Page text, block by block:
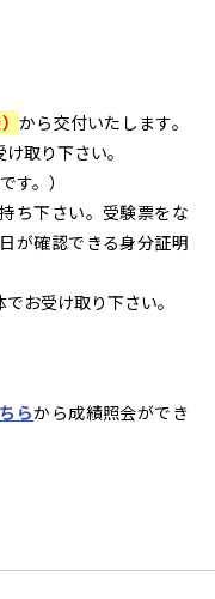
から交付いたします。
取り下さい。
。）
下さい。受験票をな
が確認できる身分証明
お受け取り下さい。
らから成績照会ができ